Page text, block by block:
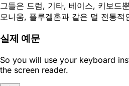
그들은 드럼, 기타, 베이스, 키보드
모니움, 플루겔혼과 같은 덜 전통적
실제 예문
So you will use your keyboard
the screen reader.